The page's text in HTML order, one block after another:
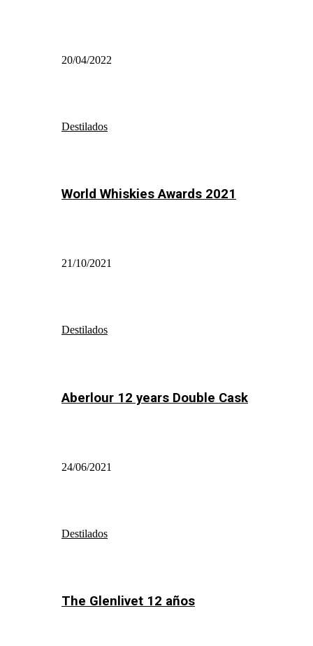
20/04/2022
Destilados
World Whiskies Awards 2021
21/10/2021
Destilados
Aberlour 12 years Double Cask
24/06/2021
Destilados
The Glenlivet 12 años